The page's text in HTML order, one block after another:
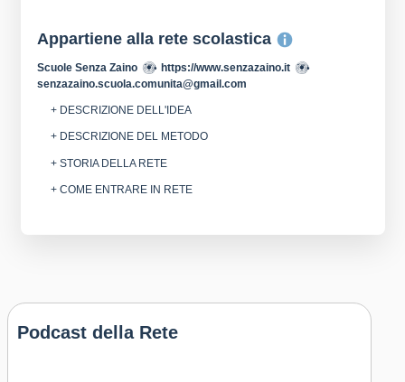
Appartiene alla rete scolastica
Scuole Senza Zaino
https://www.senzazaino.it
senzazaino.scuola.comunita@gmail.com
+ DESCRIZIONE DELL'IDEA
+ DESCRIZIONE DEL METODO
+ STORIA DELLA RETE
+ COME ENTRARE IN RETE
Podcast della Rete